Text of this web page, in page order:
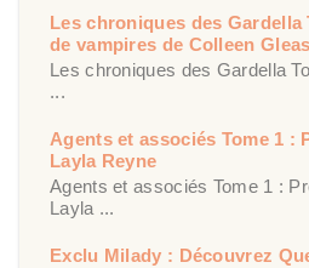
Les chroniques des Gardella
de vampires de Colleen
Les chroniques des Gardella
...
Agents et associés Tome 1 :
Layla Reyne
Agents et associés Tome 1 :
Layla ...
Exclu Milady : Découvrez